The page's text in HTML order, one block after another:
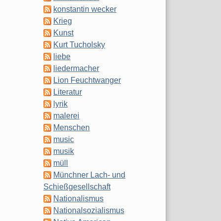
konstantin wecker
Krieg
Kunst
Kurt Tucholsky
liebe
liedermacher
Lion Feuchtwanger
Literatur
lyrik
malerei
Menschen
music
musik
müll
Münchner Lach- und
Schießgesellschaft
Nationalismus
Nationalsozialismus